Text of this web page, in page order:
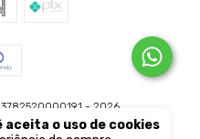
aceita o uso de cookies
- 2026